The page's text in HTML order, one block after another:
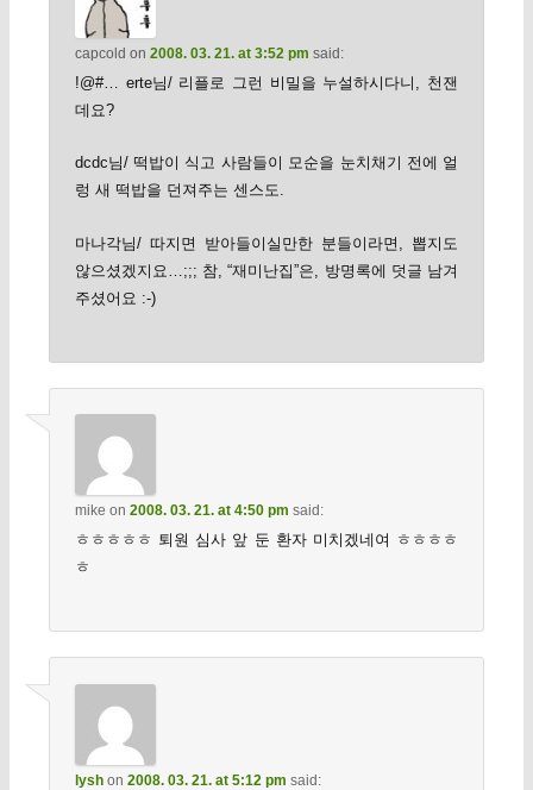
capcold on 2008. 03. 21. at 3:52 pm said:
!@#… erte님/ 리플로 그런 비밀을 누설하시다니, 천잰
데요?
dcdc님/ 떡밥이 식고 사람들이 모순을 눈치채기 전에 얼
렁 새 떡밥을 던져주는 센스도.
마나각님/ 따지면 받아들이실만한 분들이라면, 뽑지도
않으셨겠지요…;;; 참, “재미난집”은, 방명록에 덧글 남겨
주셨어요 :-)
mike on 2008. 03. 21. at 4:50 pm said:
ㅎㅎㅎㅎㅎ 퇴원 심사 앞 둔 환자 미치겠네여 ㅎㅎㅎㅎ
ㅎ
lyshon 2008. 03. 21. at 5:12 pm said: